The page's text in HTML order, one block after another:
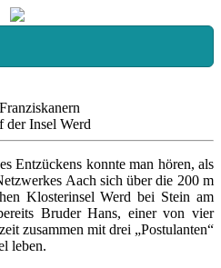
der Insel Werd
Entzückens konnte man hören, als
Aach sich über die 200 m
Klosterinsel Werd bei Stein am
Bruder Hans, einer von vier
zusammen mit drei „Postulanten“
leben.